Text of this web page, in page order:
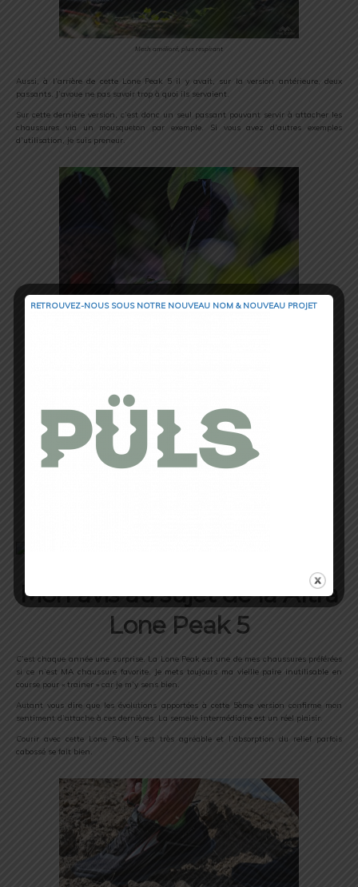
Mesh amélioré, plus respirant
Aussi, à l’arrière de cette Lone Peak 5 il y avait, sur la version antérieure, deux
passants. J’avoue ne pas savoir trop à quoi ils servaient.
Sur cette dernière version, c’est donc un seul passant pouvant servir à attacher les
chaussures via un mousqueton par exemple. Si vous avez d’autres exemples
d’utilisation, je suis preneur.
Semelle intermédiaire Altra EGO: amorti et retour d’énergie
Tige Airmesh
: respirabilité et séchage rapide
Semelle extérieure MaxTrac à crampons: adhérence, accroche et
durabilité
StoneGuard
sous la semelle intérieure: protection et confort
Mon avis au sujet de la Altra
Lone Peak 5
C’est chaque année une surprise. La Lone Peak est une de mes chaussures préférées
si ce n’est MA chaussure favorite. Je mets toujours ma vieille paire inutilisable en
course pour « trainer » car je m’y sens bien.
Autant vous dire que les évolutions apportées à cette 5ème version confirme mon
sentiment d’attache à ces dernières. La semelle intermédiaire est un réel plaisir.
Courir avec cette Lone Peak 5 est très agréable et l’absorption du relief parfois
cabossé se fait bien.
RETROUVEZ-NOUS SOUS NOTRE NOUVEAU NOM & NOUVEAU PROJET